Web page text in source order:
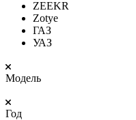
ZEEKR
Zotye
ГАЗ
УАЗ
Модель
Год